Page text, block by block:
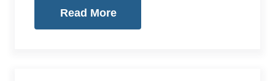
Read More